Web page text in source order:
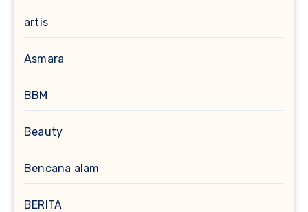
artis
Asmara
BBM
Beauty
Bencana alam
BERITA